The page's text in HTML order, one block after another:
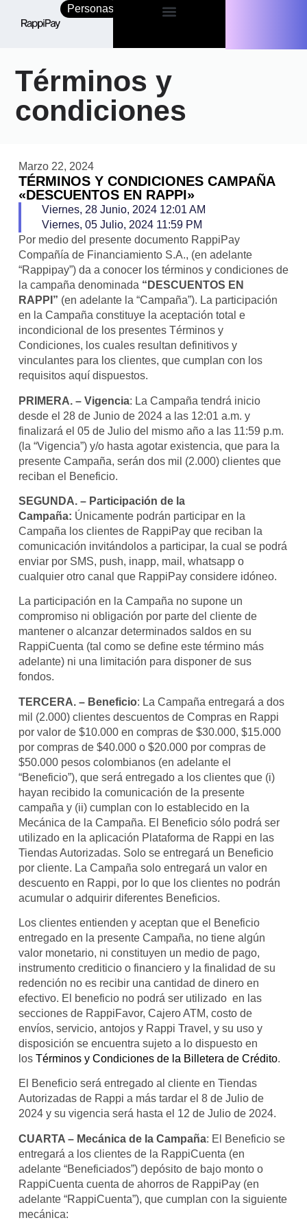
Personas Empresas
Términos y
condiciones
Marzo 22, 2024
TÉRMINOS Y CONDICIONES CAMPAÑA
«DESCUENTOS EN RAPPI»
Viernes, 28 Junio, 2024 12:01 AM
Viernes, 05 Julio, 2024 11:59 PM
Por medio del presente documento RappiPay
Compañía de Financiamiento S.A., (en adelante
“Rappipay”) da a conocer los términos y condiciones de
la campaña denominada “DESCUENTOS EN
RAPPI” (en adelante la “Campaña”). La participación
en la Campaña constituye la aceptación total e
incondicional de los presentes Términos y
Condiciones, los cuales resultan definitivos y
vinculantes para los clientes, que cumplan con los
requisitos aquí dispuestos.
PRIMERA. – Vigencia: La Campaña tendrá inicio
desde el 28 de Junio de 2024 a las 12:01 a.m. y
finalizará el 05 de Julio del mismo año a las 11:59 p.m.
(la “Vigencia”) y/o hasta agotar existencia, que para la
presente Campaña, serán dos mil (2.000) clientes que
reciban el Beneficio.
SEGUNDA. – Participación de la
Campaña: Únicamente podrán participar en la
Campaña los clientes de RappiPay que reciban la
comunicación invitándolos a participar, la cual se podrá
enviar por SMS, push, inapp, mail, whatsapp o
cualquier otro canal que RappiPay considere idóneo.
La participación en la Campaña no supone un
compromiso ni obligación por parte del cliente de
mantener o alcanzar determinados saldos en su
RappiCuenta (tal como se define este término más
adelante) ni una limitación para disponer de sus
fondos.
TERCERA. – Beneficio: La Campaña entregará a dos
mil (2.000) clientes descuentos de Compras en Rappi
por valor de $10.000 en compras de $30.000, $15.000
por compras de $40.000 o $20.000 por compras de
$50.000 pesos colombianos (en adelante el
“Beneficio”), que será entregado a los clientes que (i)
hayan recibido la comunicación de la presente
campaña y (ii) cumplan con lo establecido en la
Mecánica de la Campaña. El Beneficio sólo podrá ser
utilizado en la aplicación Plataforma de Rappi en las
Tiendas Autorizadas. Solo se entregará un Beneficio
por cliente. La Campaña solo entregará un valor en
descuento en Rappi, por lo que los clientes no podrán
acumular o adquirir diferentes Beneficios.
Los clientes entienden y aceptan que el Beneficio
entregado en la presente Campaña, no tiene algún
valor monetario, ni constituyen un medio de pago,
instrumento crediticio o financiero y la finalidad de su
redención no es recibir una cantidad de dinero en
efectivo. El beneficio no podrá ser utilizado en las
secciones de RappiFavor, Cajero ATM, costo de
envíos, servicio, antojos y Rappi Travel, y su uso y
disposición se encuentra sujeto a lo dispuesto en
los Términos y Condiciones de la Billetera de Crédito.
El Beneficio será entregado al cliente en Tiendas
Autorizadas de Rappi a más tardar el 8 de Julio de
2024 y su vigencia será hasta el 12 de Julio de 2024.
CUARTA – Mecánica de la Campaña: El Beneficio se
entregará a los clientes de la RappiCuenta (en
adelante “Beneficiados”) depósito de bajo monto o
RappiCuenta cuenta de ahorros de RappiPay (en
adelante “RappiCuenta”), que cumplan con la siguiente
mecánica: